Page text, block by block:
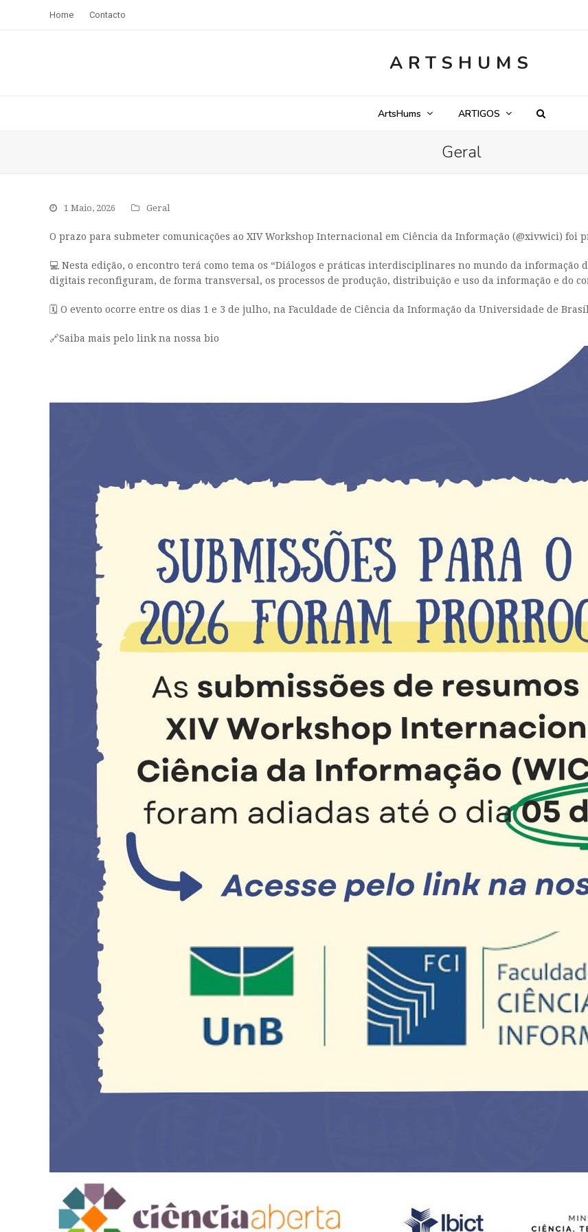
Home Contacto
ARTSHUMS
ArtsHums ARTIGOS
Geral
1 Maio, 2026 Geral
O prazo para submeter comunicações ao XIV Workshop Internacional em Ciência da Informação (@xivwici) foi
💻 Nesta edição, o encontro terá como tema os “Diálogos e práticas interdisciplinares no mundo da
digitais reconfiguram, de forma transversal, os processos de produção, distribuição e uso da informação e do
🗓️ O evento ocorre entre os dias 1 e 3 de julho, na Faculdade de Ciência da Informação da Universidade de
🔗Saiba mais pelo link na nossa bio